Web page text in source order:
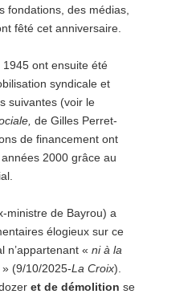
fondations, des médias,
fêté cet anniversaire.
ont ensuite été
syndicale et
suivantes (voir le
de Gilles Perret-
de financement ont
2000 grâce au
ministre de Bayrou) a
élogieux sur ce
n’appartenant « ni à la
» (9/10/2025-La Croix).
et de démolition se